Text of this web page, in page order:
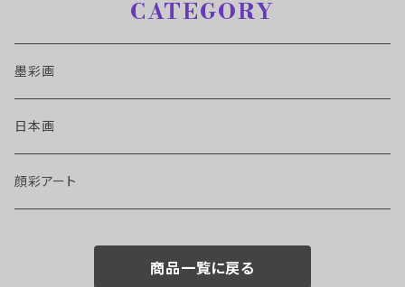
CATEGORY
墨彩画
日本画
顔彩アート
商品一覧に戻る